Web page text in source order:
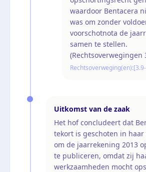
waardoor Bentacera
was om zonder
voorschotnota de
samen te stellen.
(Rechtsoverwegingen
Rechtsoverweging(en):
Uitkomst van de zaak
Het hof concludeert dat
tekort is geschoten in
om de jaarrekening 2013
te publiceren, omdat zij
werkzaamheden mocht